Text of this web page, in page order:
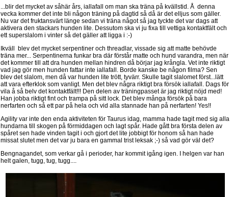
...blir det mycket av såhär års, iallafall om man ska träna på kvällstid. Å denna
vecka kommer det inte bli någon träning på dagtid så då är det elljus som gäller.
Nu var det fruktansvärt länge sedan vi träna något så jag tyckte det var dags att
aktivera den stackars hunden lite. Dessutom ska vi ju fixa till vettiga kontaktfält och
ett superslalom i vinter så det gäller att ligga i :-)
Ikväll blev det mycket serpentiner och threadlar, vissade sig att matte behövde
träna mer... Serpentinerna funkar bra där förstår matte och hund varandra, men när
det kommer till att dra hunden mellan hindren då börjar jag krångla. Vet inte riktigt
vad jag gör men hunden fattar inte iallafall. Borde kanske be någon filma? Sen
blev det slalom, men då var hunden lite trött, tyvärr. Skulle tagit slalomet först...lätt
att vara efterklok som vanligt. Men det blev några riktigt bra försök iallafall. Dags för
vila å så belv det kontaktfält!!! Den delen av träningpasset är jag riktigt nöjd med!
Han jobba riktigt fint och trampa på sitt lock. Det blev många försök på bara
nerfarten och så ett par på hela och vid alla stannade han på nerfarten! Yes!!
Agility var inte den enda aktiviteten för Taurus idag, mamma hade tagit med sig alla
hundarna till skogen på förmiddagen och lagt spår. Hade gått bra första delen av
spåret sen hade vinden tagit i och gjort det lite jobbigt för honom så han hade
missat slutet men det var ju bara en gammal trist leksak ;-) så vad gör väl det?
Bengnagandet, som verkar gå i perioder, har kommit igång igen. I helgen var han
helt galen, tugg, tug, tugg....